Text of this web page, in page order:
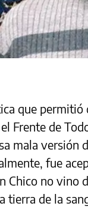
que
Frente de
mala versión
fue
Chico no vino
tierra de la